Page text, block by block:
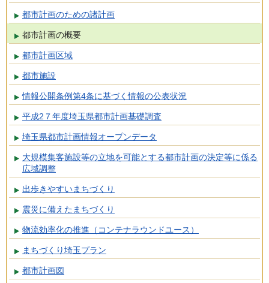
都市計画のための諸計画
都市計画の概要
都市計画区域
都市施設
情報公開条例第4条に基づく情報の公表状況
平成2７年度埼玉県都市計画基礎調査
埼玉県都市計画情報オープンデータ
大規模集客施設等の立地を可能とする都市計画の決定等に係る
広域調整
出歩きやすいまちづくり
震災に備えたまちづくり
物流効率化の推進（コンテナラウンドユース）
まちづくり埼玉プラン
都市計画図